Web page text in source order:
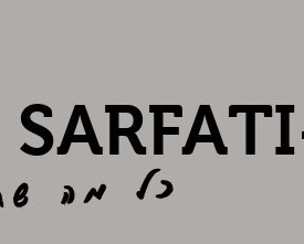
כל מה